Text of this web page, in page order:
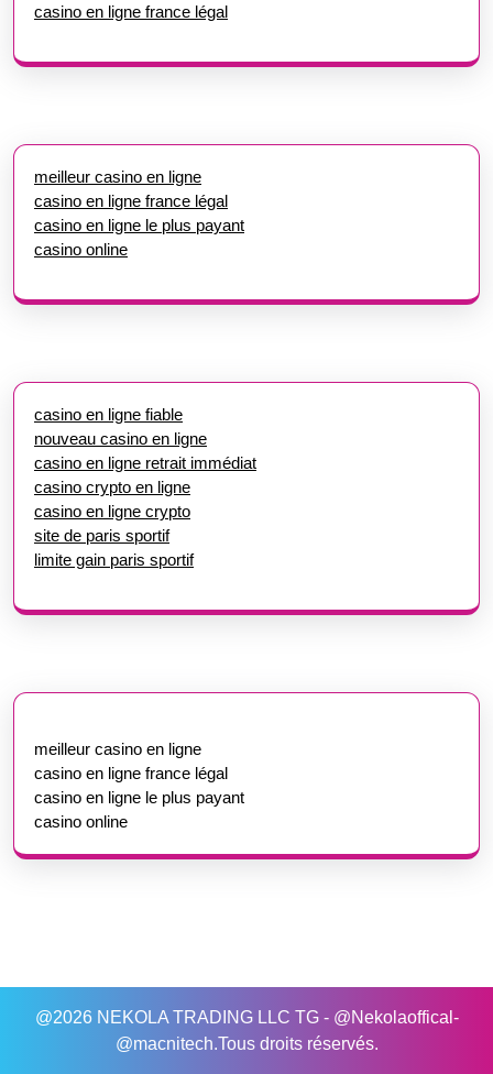
casino en ligne france légal
meilleur casino en ligne
casino en ligne france légal
casino en ligne le plus payant
casino online
casino en ligne fiable
nouveau casino en ligne
casino en ligne retrait immédiat
casino crypto en ligne
casino en ligne crypto
site de paris sportif
limite gain paris sportif
meilleur casino en ligne
casino en ligne france légal
casino en ligne le plus payant
casino online
@2026 NEKOLA TRADING LLC TG - @Nekolaoffical-
@macnitech.Tous droits réservés.